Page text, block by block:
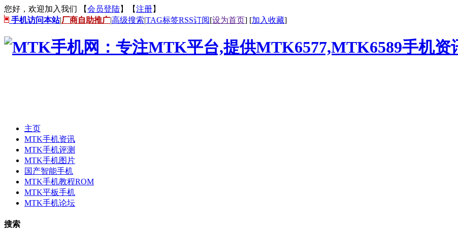
您好，欢迎加入我们 【会员登陆】【注册】
手机访问本站|厂商自助推广|高级搜索|TAG标签RSS订阅[设为首页] [加入收藏]
主页
MTK手机资讯
MTK手机评测
MTK手机图片
国产智能手机
MTK手机教程ROM
MTK平板手机
MTK手机论坛
搜索